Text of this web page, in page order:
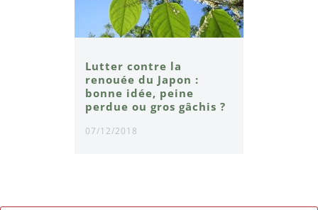
Lutter contre la
renouée du Japon :
bonne idée, peine
perdue ou gros gâchis ?
07/12/2018